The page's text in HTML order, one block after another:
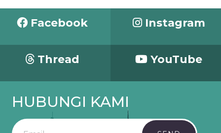
Facebook Instagram
Thread YouTube
HUBUNGI KAMI